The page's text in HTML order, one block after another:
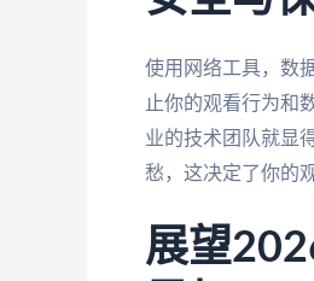
使用网络工具，数
止你的观看行为和
业的技术团队就显
愁，这决定了你的
展望